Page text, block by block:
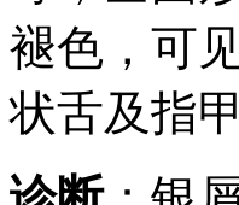
褪色，可
状舌及指